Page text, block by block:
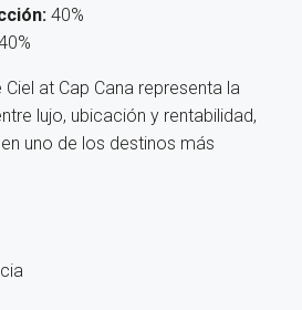
40%
at Cap Cana representa la
lujo, ubicación y rentabilidad,
uno de los destinos más